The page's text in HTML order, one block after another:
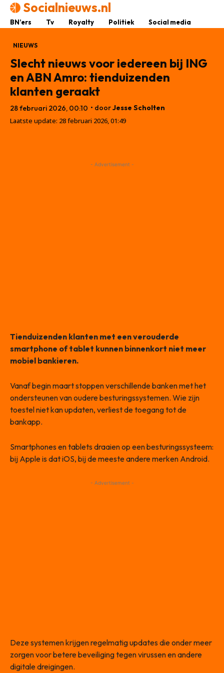
Socialnieuws.nl
BN’ers Tv Royalty Politiek Social media
NIEUWS
Slecht nieuws voor iedereen bij ING
en ABN Amro: tienduizenden
klanten geraakt
28 februari 2026, 00:10 • doorJesse Scholten
Laatste update: 28 februari 2026, 01:49
- Advertisement -
Tienduizenden klanten met een verouderde
smartphone of tablet kunnen binnenkort niet meer
mobiel bankieren.
Vanaf begin maart stoppen verschillende banken met het
ondersteunen van oudere besturingssystemen. Wie zijn
toestel niet kan updaten, verliest de toegang tot de
bankapp.
Smartphones en tablets draaien op een besturingssysteem:
bij Apple is dat iOS, bij de meeste andere merken Android.
- Advertisement -
Deze systemen krijgen regelmatig updates die onder meer
zorgen voor betere beveiliging tegen virussen en andere
digitale dreigingen.